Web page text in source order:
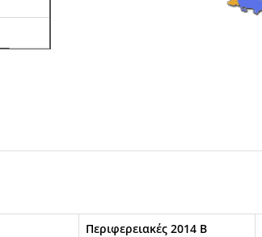
Περιφερειακές 2014 Β